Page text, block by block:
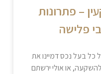
– פתרונות
פלישה
כל בעל נכס דמיינו את
או אולי ירשתם